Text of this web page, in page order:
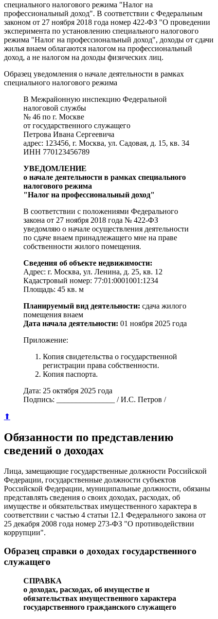
специального налогового режима "Налог на
профессиональный доход". В соответствии с Федеральным
законом от 27 ноября 2018 года номер 422-ФЗ "О проведении
эксперимента по установлению специального налогового
режима "Налог на профессиональный доход", доходы от сдачи
жилья внаем облагаются налогом на профессиональный
доход, а не налогом на доходы физических лиц.
Образец уведомления о начале деятельности в рамках
специального налогового режима
В Межрайонную инспекцию Федеральной
налоговой службы
№ 46 по г. Москве
от государственного служащего
Петрова Ивана Сергеевича
адрес: 123456, г. Москва, ул. Садовая, д. 15, кв. 34
ИНН 770123456789
УВЕДОМЛЕНИЕ
о начале деятельности в рамках специального
налогового режима
"Налог на профессиональный доход"
В соответствии с положениями Федерального
закона от 27 ноября 2018 года № 422-ФЗ
уведомляю о начале осуществления деятельности
по сдаче внаем принадлежащего мне на праве
собственности жилого помещения.
Сведения об объекте недвижимости:
Адрес: г. Москва, ул. Ленина, д. 25, кв. 12
Кадастровый номер: 77:01:0001001:1234
Площадь: 45 кв. м
Планируемый вид деятельности: сдача жилого
помещения внаем
Дата начала деятельности: 01 ноября 2025 года
Приложение:
Копия свидетельства о государственной
регистрации права собственности.
Копия паспорта.
Дата: 25 октября 2025 года
Подпись: _______________ / И.С. Петров /
⬆
Обязанности по представлению
сведений о доходах
Лица, замещающие государственные должности Российской
Федерации, государственные должности субъектов
Российской Федерации, муниципальные должности, обязаны
представлять сведения о своих доходах, расходах, об
имуществе и обязательствах имущественного характера в
соответствии с частью 4 статьи 12.1 Федерального закона от
25 декабря 2008 года номер 273-ФЗ "О противодействии
коррупции".
Образец справки о доходах государственного
служащего
СПРАВКА
о доходах, расходах, об имуществе и
обязательствах имущественного характера
государственного гражданского служащего